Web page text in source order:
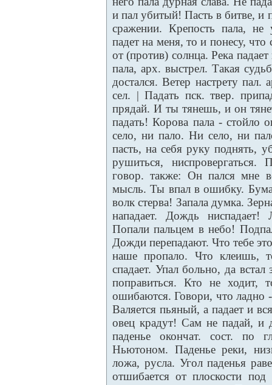
и пал убитый! Пасть в битве, и
сражении. Крепость пала, не
падет на меня, то и понесу, что
от (против) солнца. Река
пала, арх. выстрел. Такая
достался. Ветер настрету
сел. | Падать пск. твер.
прядай. И ты тянешь, и он
падать! Корова пала - стойло
село, ни пало. Ни село, ни
пасть, на себя руку поднять,
рушиться, ниспровергаться.
говор. также: Он пался мне
мысль. Ты впал в ошибку.
волк стерва! Запала думка.
нападает. Дождь
Попали пальцем в небо!
Дожди перепадают. Что тебе
наше пропало. Что клеишь,
спадает. Упал больно, да
поправиться. Кто не ходит,
ошибаются. Говори, что ладно
Валяется пьяный, а падает и
овец крадут! Сам не падай, и
паденье окончат. сост. по
Ньютоном. Паденье реки,
ложа, русла. Угол паденья
отшибается от плоскости